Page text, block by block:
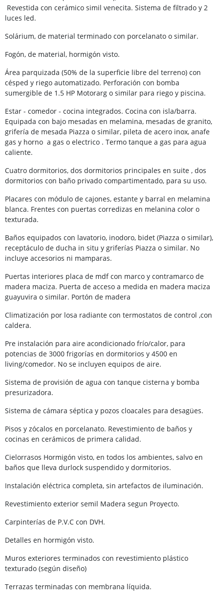
Revestida con cerámico simil venecita. Sistema de filtrado y 2
luces led.
Solárium, de material terminado con porcelanato o similar.
Fogón, de material, hormigón visto.
Área parquizada (50% de la superficie libre del terreno) con
césped y riego automatizado. Perforación con bomba
sumergible de 1.5 HP Motorarg o similar para riego y piscina.
Estar - comedor - cocina integrados. Cocina con isla/barra.
Equipada con bajo mesadas en melamina, mesadas de granito,
grifería de mesada Piazza o similar, pileta de acero inox, anafe
gas y horno a gas o electrico . Termo tanque a gas para agua
caliente.
Cuatro dormitorios, dos dormitorios principales en suite , dos
dormitorios con baño privado compartimentado, para su uso.
Placares con módulo de cajones, estante y barral en melamina
blanca. Frentes con puertas corredizas en melanina color o
texturada.
Baños equipados con lavatorio, inodoro, bidet (Piazza o similar),
receptáculo de ducha in situ y griferías Piazza o similar. No
incluye accesorios ni mamparas.
Puertas interiores placa de mdf con marco y contramarco de
madera maciza. Puerta de acceso a medida en madera maciza
guayuvira o similar. Portón de madera
Climatización por losa radiante con termostatos de control ,con
caldera.
Pre instalación para aire acondicionado frío/calor, para
potencias de 3000 frigorías en dormitorios y 4500 en
living/comedor. No se incluyen equipos de aire.
Sistema de provisión de agua con tanque cisterna y bomba
presurizadora.
Sistema de cámara séptica y pozos cloacales para desagües.
Pisos y zócalos en porcelanato. Revestimiento de baños y
cocinas en cerámicos de primera calidad.
Cielorrasos Hormigón visto, en todos los ambientes, salvo en
baños que lleva durlock suspendido y dormitorios.
Instalación eléctrica completa, sin artefactos de iluminación.
Revestimiento exterior semil Madera segun Proyecto.
Carpinterías de P.V.C con DVH.
Detalles en hormigón visto.
Muros exteriores terminados con revestimiento plástico
texturado (según diseño)
Terrazas terminadas con membrana líquida.